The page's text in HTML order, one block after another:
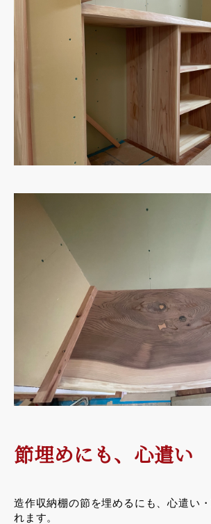
節埋めにも、心遣い
造作収納棚の節を埋めるにも、心遣い
れます。